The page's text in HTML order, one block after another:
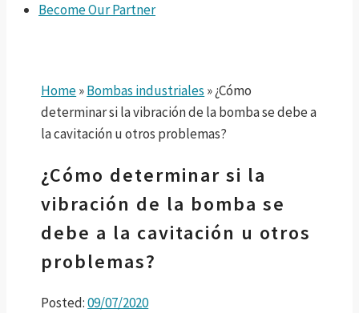
Become Our Partner
Home»Bombas industriales »¿Cómo
determinar si la vibración de la bomba se debe a
la cavitación u otros problemas?
¿Cómo determinar si la
vibración de la bomba se
debe a la cavitación u otros
problemas?
Posted:09/07/2020